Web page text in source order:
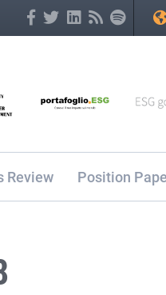
Review Position